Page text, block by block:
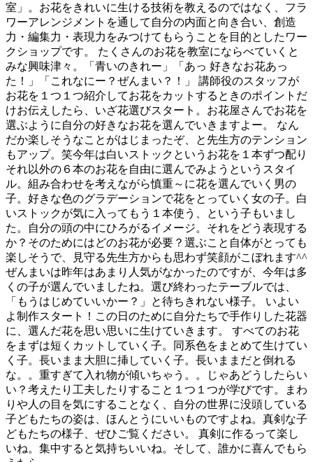
室」。お花をきれいに生ける技術を教えるのではなく、フラ
ワーアレンジメントを通して自分の内面と向き合い、創造
力・編集力・表現力をみつけてもらうことを目的としたワー
クショップです。 たくさんのお花を教室にならべていくと
みな興味津々。「青いのきれー」「あっ 好きなお花あっ
た！」「これなにー？ぜんまい？！」 講師役のスタッフが
お花を１つ１つ紹介してお花をカットするときのポイントだ
けお伝えしたら、いざ花選びスタート。お花屋さんでお花を
選ぶように自分の好きなお花を選んでいきますよー。 なん
だか楽しそうなことがはじまったぞ、と先生方のテンション
もアップ。笑今年は白いストックというお花を１本ずつ配り
それ以外の６本のお花を自由に選んでみようというスタイ
ル。組み合わせを考えながら慎重～に花を選んでいく男の
子。好きな色のグラデーションで花をとっていく女の子。白
いストックが気に入ってもう１本使う、という子もいまし
た。自分の頭の中にひろがるイメージ。それをどう表現する
か？そのためにはどのお花が必要？選ぶこと自体がとっても
楽しそうで、見守る先生方からも思わず笑顔がこぼれます^^
ぜんまいは昨年はあまり人気がなかったのですが、今年は多
くの子が選んでいましたね。選び終わったテーブルでは、
「もうはじめていいかー？」と待ちきれない様子。 いよい
よ制作スタート！この日のために自分たちで手作りした花器
に、選んだ花を思い思いに生けていきます。 すべてのお花
をまずは短くカットしていく子。同系色をまとめて生けてい
く子。長いまま大胆に挿していく子。長いままだと倒れる
な。。重すぎて入れ物が傾いちゃう。。じゃあどうしたらい
い？考えたり工夫したりすること１つ１つが学びです。まわ
りや人の目を気にすることなく、自分の世界に没頭している
子どもたちの姿は、ほんとうにいいものですよね。真剣な子
どもたちの様子、ぜひご覧ください。 真剣に作るって楽し
いね。集中すると気持ちいいね。そして、誰かに喜んでもら